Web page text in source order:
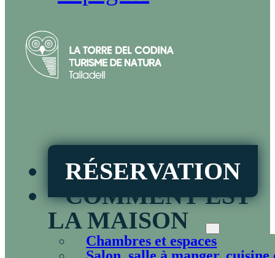
RÉSERVATION
COMMENT EST
LA MAISON
Chambres et espaces